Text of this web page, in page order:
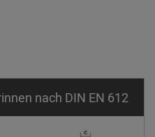
nach DIN EN 612